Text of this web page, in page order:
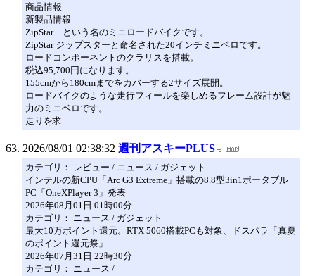
商品情報
新製品情報
ZipStar という名のミニロードバイクです。
ZipStar ジップスターと命名された20インチミニベロです。
ロードコンポーネントのクラリスを搭載。
税込95,700円になります。
155cmから180cmまでをカバーする2サイズ展開。
ロードバイクのような走行フィールを楽しめるフレーム設計が魅
力のミニベロです。
走りを求
2026/08/01 02:38:32 週刊アスキーPLUS
カテゴリ： レビュー / ニュース / ガジェット
インテルの新CPU「Arc G3 Extreme」搭載の8.8型3in1ポータブル
PC「OneXPlayer 3」発表
2026年08月01日 01時00分
カテゴリ： ニュース / ガジェット
最大10万ポイント還元。RTX 5060搭載PCも対象、ドスパラ「真夏
のポイント還元祭」
2026年07月31日 22時30分
カテゴリ： ニュース /